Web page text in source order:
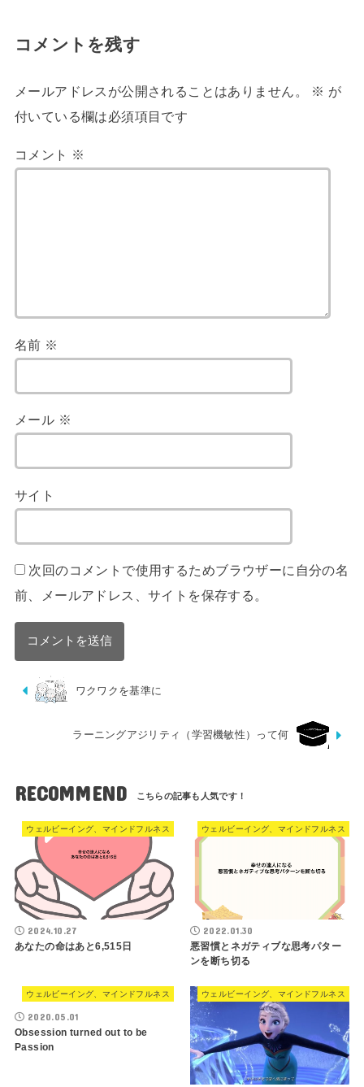
コメントを残す
メールアドレスが公開されることはありません。 ※ が
付いている欄は必須項目です
コメント ※
名前 ※
メール ※
サイト
次回のコメントで使用するためブラウザーに自分の名
前、メールアドレス、サイトを保存する。
ワクワクを基準に
ラーニングアジリティ（学習機敏性）って何
RECOMMEND
ウェルビーイング、マインドフルネス
2024.10.27
あなたの命はあと6,515日
ウェルビーイング、マインドフルネス
2022.01.30
悪習慣とネガティブな思考パター
ンを断ち切る
ウェルビーイング、マインドフルネス
2020.05.01
Obsession turned out to be
Passion
ウェルビーイング、マインドフルネス